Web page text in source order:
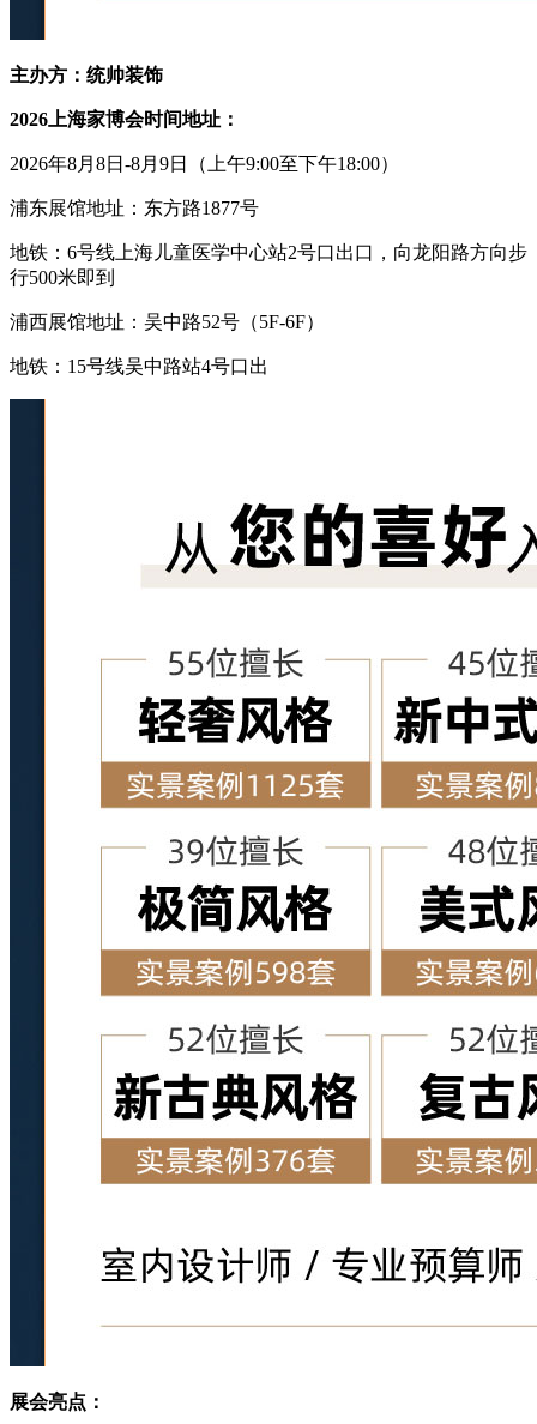
主办方：统帅装饰
2026上海家博会时间地址：
2026年8月8日-8月9日（上午9:00至下午18:00）
浦东展馆地址：东方路1877号
地铁： 6号线上海儿童医学中心站2号口出口，向龙阳路方向步
行500米即到
浦西展馆地址：吴中路52号（5F-6F）
地铁： 15号线吴中路站4号口出
展会亮点：